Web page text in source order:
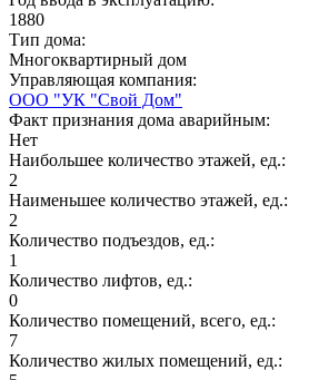
1880
Тип дома:
Многоквартирный дом
Управляющая компания:
ООО "УК "Свой Дом"
Факт признания дома аварийным:
Нет
Наибольшее количество этажей, ед.:
2
Наименьшее количество этажей, ед.:
2
Количество подъездов, ед.:
1
Количество лифтов, ед.:
0
Количество помещений, всего, ед.:
7
Количество жилых помещений, ед.: